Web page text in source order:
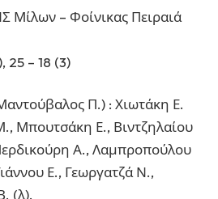
Μίλων – Φοίνικας Πειραιά
25 – 18 (3)
Π.) : Χιωτάκη Ε.
Μπουτσάκη Ε., Βιντζηλαίου
Α., Λαμπροπούλου
Ε., Γεωργατζά Ν.,
(λ).